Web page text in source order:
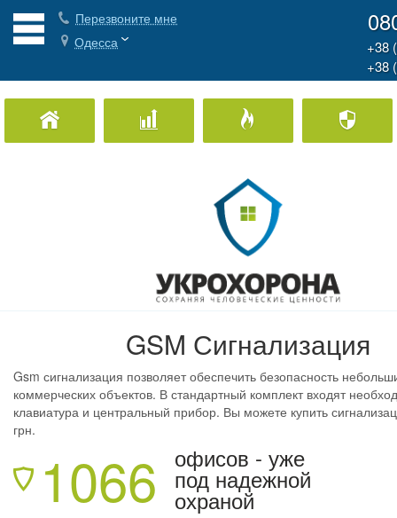
Перезвоните мне
Одесса
+38
+38
Охрана Дома Охрана бизнеса Пожарная охрана
GSM Сигнализация
Gsm сигнализация позволяет обеспечить безопасность
коммерческих объектов. В стандартный комплект входят
клавиатура и центральный прибор. Вы можете купить
грн.
1066 офисов - уже
под надежной
охраной